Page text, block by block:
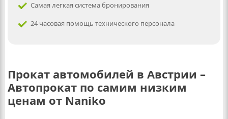
Самая легкая система бронирования
24 часовая помощь технического персонала
Прокат автомобилей в Австрии –
Автопрокат по самим низким
ценам от Naniko